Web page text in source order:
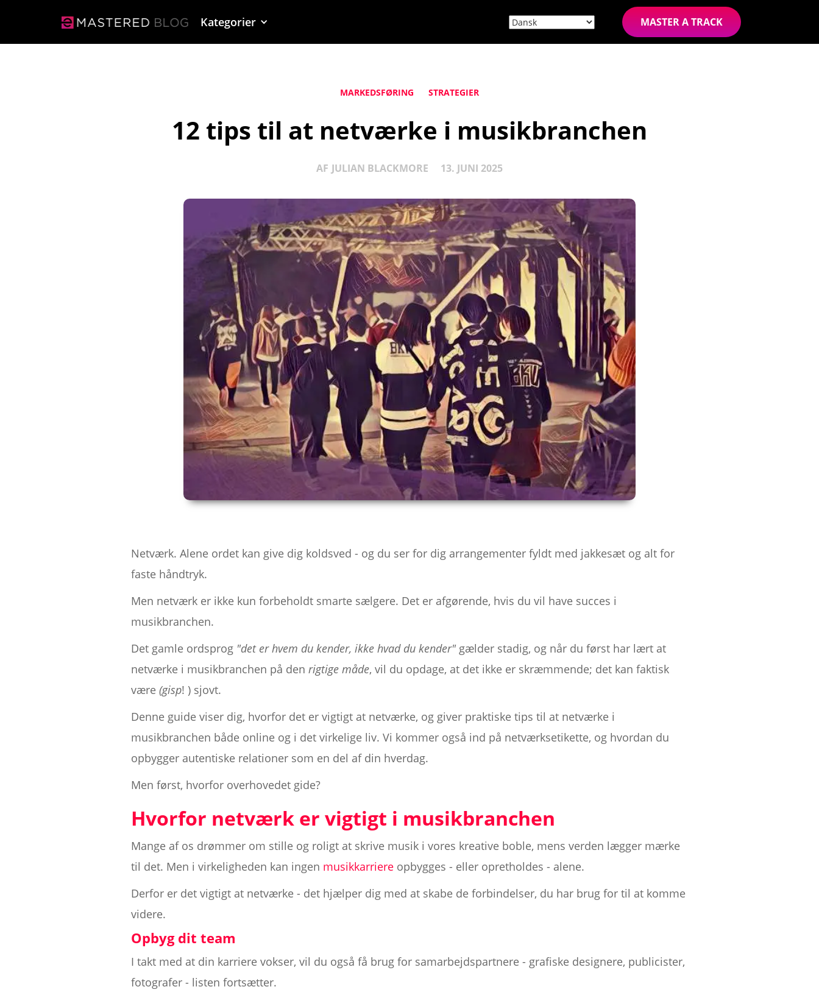
Kategorier MASTER A TRACK
MARKEDSFØRING STRATEGIER
12 tips til at netværke i musikbranchen
AF JULIAN BLACKMORE 13. JUNI 2025
Netværk. Alene ordet kan give dig koldsved - og du ser for dig arrangementer fyldt med jakkesæt og alt for
faste håndtryk.
Men netværk er ikke kun forbeholdt smarte sælgere. Det er afgørende, hvis du vil have succes i
musikbranchen.
Det gamle ordsprog "det er hvem du kender, ikke hvad du kender"gælder stadig, og når du først har lært at
netværke i musikbranchen på denrigtige måde, vil du opdage, at det ikke er skræmmende; det kan faktisk
være(gisp! ) sjovt.
Denne guide viser dig, hvorfor det er vigtigt at netværke, og giver praktiske tips til at netværke i
musikbranchen både online og i det virkelige liv. Vi kommer også ind på netværksetikette, og hvordan du
opbygger autentiske relationer som en del af din hverdag.
Men først, hvorfor overhovedet gide?
Hvorfor netværk er vigtigt i musikbranchen
Mange af os drømmer om stille og roligt at skrive musik i vores kreative boble, mens verden lægger mærke
til det. Men i virkeligheden kan ingen musikkarriere opbygges - eller opretholdes - alene.
Derfor er det vigtigt at netværke - det hjælper dig med at skabe de forbindelser, du har brug for til at komme
videre.
Opbyg dit team
I takt med at din karriere vokser, vil du også få brug for samarbejdspartnere - grafiske designere, publicister,
fotografer - listen fortsætter.